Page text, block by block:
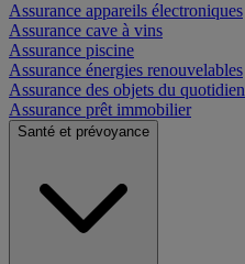
Assurance appareils électroniques
Assurance cave à vins
Assurance piscine
Assurance énergies renouvelables
Assurance des objets du quotidien
Assurance prêt immobilier
Santé et prévoyance